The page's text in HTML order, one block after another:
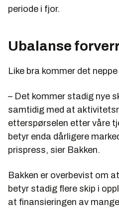
periode i fjor.
Ubalanse
Like bra kommer det
– Det kommer stadig nye
samtidig med at
etterspørselen etter våre
betyr enda dårligere
prispress, sier Bakken.
Bakken er overbevist om
betyr stadig flere skip i
at finansieringen av